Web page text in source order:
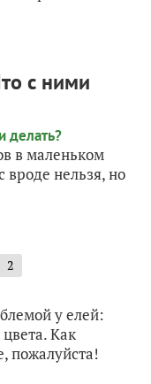
с ними
в маленьком
вроде нельзя, но
2
у елей:
Как
пожалуйста!